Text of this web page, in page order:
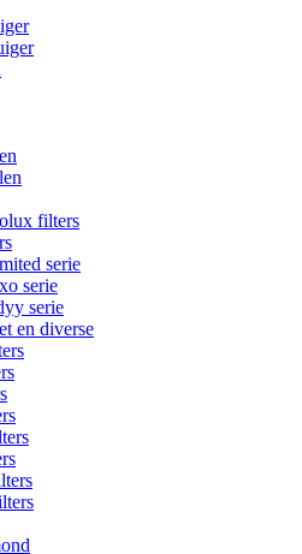
filters
serie
serie
serie
en diverse